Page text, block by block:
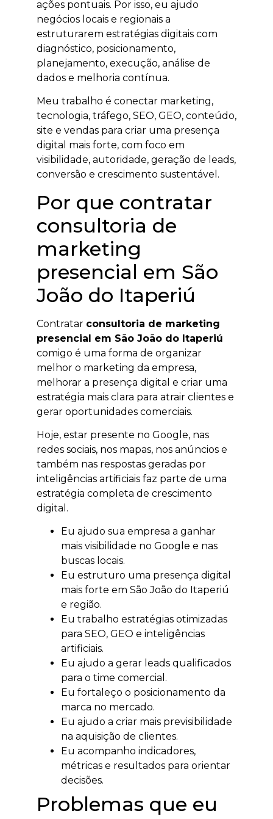
ações pontuais. Por isso, eu ajudo
negócios locais e regionais a
estruturarem estratégias digitais com
diagnóstico, posicionamento,
planejamento, execução, análise de
dados e melhoria contínua.
Meu trabalho é conectar marketing,
tecnologia, tráfego, SEO, GEO, conteúdo,
site e vendas para criar uma presença
digital mais forte, com foco em
visibilidade, autoridade, geração de leads,
conversão e crescimento sustentável.
Por que contratar
consultoria de
marketing
presencial em São
João do Itaperiú
Contratar consultoria de marketing
presencial em São João do Itaperiú
comigo é uma forma de organizar
melhor o marketing da empresa,
melhorar a presença digital e criar uma
estratégia mais clara para atrair clientes e
gerar oportunidades comerciais.
Hoje, estar presente no Google, nas
redes sociais, nos mapas, nos anúncios e
também nas respostas geradas por
inteligências artificiais faz parte de uma
estratégia completa de crescimento
digital.
Eu ajudo sua empresa a ganhar
mais visibilidade no Google e nas
buscas locais.
Eu estruturo uma presença digital
mais forte em São João do Itaperiú
e região.
Eu trabalho estratégias otimizadas
para SEO, GEO e inteligências
artificiais.
Eu ajudo a gerar leads qualificados
para o time comercial.
Eu fortaleço o posicionamento da
marca no mercado.
Eu ajudo a criar mais previsibilidade
na aquisição de clientes.
Eu acompanho indicadores,
métricas e resultados para orientar
decisões.
Problemas que eu